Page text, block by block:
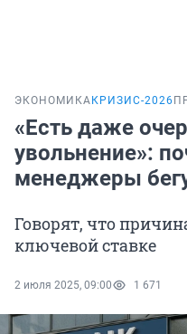
ЭКОНОМИКА КРИЗИС-2026
«Есть даже
увольнение»:
менеджеры
Говорят, что
ключевой ставке
2 июля 2025, 09:00 1 671